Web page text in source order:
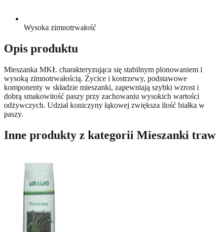
Wysoka zimnotrwałość
Opis produktu
Mieszanka MKŁ charakteryzująca się stabilnym plonowaniem i
wysoką zimnotrwałością. Życice i kostrzewy, podstawowe
komponenty w składzie mieszanki, zapewniają szybki wzrost i
dobrą smakowitość paszy przy zachowaniu wysokich wartości
odżywczych. Udział koniczyny łąkowej zwiększa ilość białka w
paszy.
Inne produkty z kategorii Mieszanki traw